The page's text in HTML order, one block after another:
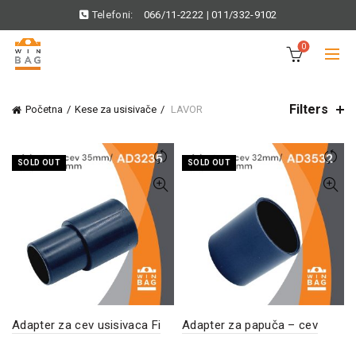
Telefoni: 066/11-2222 |011/332-9102
0
Početna Kese za usisivače LAVOR Filters
SOLD OUT
Adapter za cev usisivaca Fi
SOLD OUT
Adapter za papuča – cev